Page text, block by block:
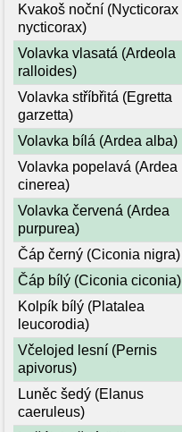
Kvakoš noční (Nycticorax
nycticorax)
Volavka vlasatá (Ardeola
ralloides)
Volavka stříbřitá (Egretta
garzetta)
Volavka bílá (Ardea alba)
Volavka popelavá (Ardea
cinerea)
Volavka červená (Ardea
purpurea)
Čáp černý (Ciconia nigra)
Čáp bílý (Ciconia ciconia)
Kolpík bílý (Platalea
leucorodia)
Včelojed lesní (Pernis
apivorus)
Luněc šedý (Elanus
caeruleus)